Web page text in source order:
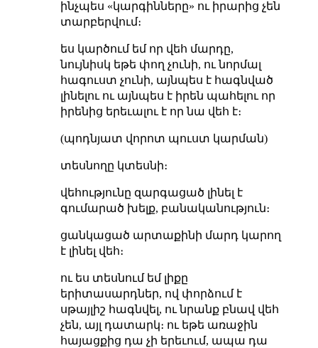
ինչպես «կարգինները» ու իրարից չեն
տարբերվում։
ես կարծում եմ որ վեհ մարդը,
նույնիսկ եթե փող չունի, ու նորմալ
հագուստ չունի, այնպես է հագնված
լինելու ու այնպես է իրեն պահելու որ
իրենից երեւալու է որ նա վեհ է։
(պոդնյատ վորոտ պուստ կարման)
տեսնողը կտեսնի։
վեհությունը զարգացած լինել է
գումարած խելք, բանականություն։
ցանկացած արտաքինի մարդ կարող
է լինել վեհ։
ու ես տեսնում եմ լիքը
երիտասարդներ, ով փորձում է
սթայլիշ հագնվել, ու նրանք բնավ վեհ
չեն, այլ դատարկ։ ու եթե առաջին
հայացքից դա չի երեւում, ապա դա